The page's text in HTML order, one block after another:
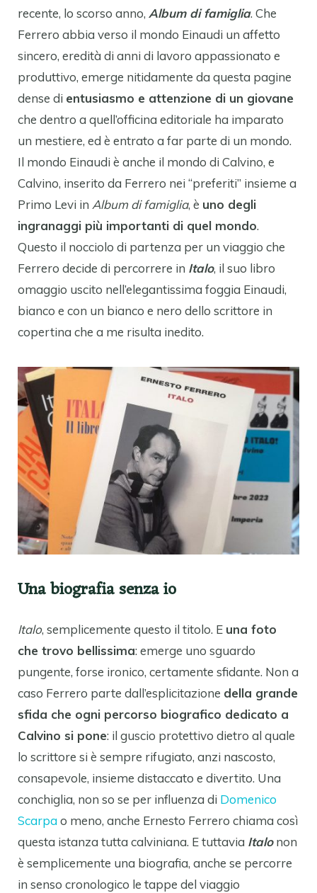
recente, lo scorso anno, Album di famiglia. Che
Ferrero abbia verso il mondo Einaudi un affetto
sincero, eredità di anni di lavoro appassionato e
produttivo, emerge nitidamente da questa pagine
dense di entusiasmo e attenzione di un giovane
che dentro a quell’officina editoriale ha imparato
un mestiere, ed è entrato a far parte di un mondo.
Il mondo Einaudi è anche il mondo di Calvino, e
Calvino, inserito da Ferrero nei “preferiti” insieme a
Primo Levi in Album di famiglia, è uno degli
ingranaggi più importanti di quel mondo.
Questo il nocciolo di partenza per un viaggio che
Ferrero decide di percorrere in Italo, il suo libro
omaggio uscito nell’elegantissima foggia Einaudi,
bianco e con un bianco e nero dello scrittore in
copertina che a me risulta inedito.
Una biografia senza io
Italo, semplicemente questo il titolo. E una foto
che trovo bellissima: emerge uno sguardo
pungente, forse ironico, certamente sfidante. Non a
caso Ferrero parte dall’esplicitazione della grande
sfida che ogni percorso biografico dedicato a
Calvino si pone: il guscio protettivo dietro al quale
lo scrittore si è sempre rifugiato, anzi nascosto,
consapevole, insieme distaccato e divertito. Una
conchiglia, non so se per influenza di Domenico
Scarpao meno, anche Ernesto Ferrero chiama così
questa istanza tutta calviniana. E tuttavia Italonon
è semplicemente una biografia, anche se percorre
in senso cronologico le tappe del viaggio